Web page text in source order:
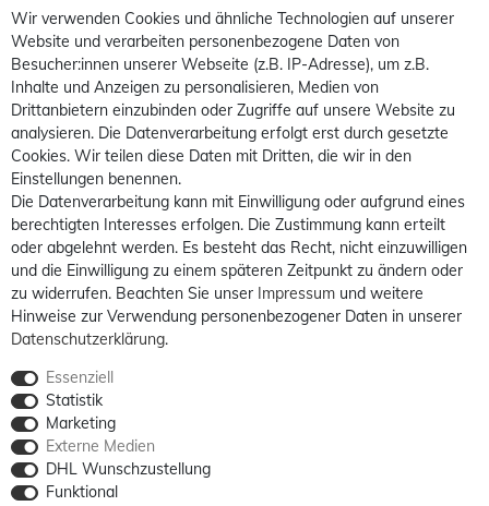
Wir verwenden Cookies und ähnliche Technologien auf unserer
Website und verarbeiten personenbezogene Daten von
Besucher:innen unserer Webseite (z.B. IP-Adresse), um z.B.
Inhalte und Anzeigen zu personalisieren, Medien von
Drittanbietern einzubinden oder Zugriffe auf unsere Website zu
analysieren. Die Datenverarbeitung erfolgt erst durch gesetzte
Cookies. Wir teilen diese Daten mit Dritten, die wir in den
Einstellungen benennen.
Die Datenverarbeitung kann mit Einwilligung oder aufgrund eines
berechtigten Interesses erfolgen. Die Zustimmung kann erteilt
oder abgelehnt werden. Es besteht das Recht, nicht einzuwilligen
und die Einwilligung zu einem späteren Zeitpunkt zu ändern oder
zu widerrufen. Beachten Sie unser Impressum und weitere
Hinweise zur Verwendung personenbezogener Daten in unserer
Daten­schutz­erklärung.
Essenziell
Statistik
Marketing
Externe Medien
DHL Wunschzustellung
Funktional